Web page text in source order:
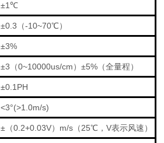
±1℃
±0.3（-10~70℃）
±3%
±3（0~10000us/cm）±5%（全量程）
±0.1PH
<3°(>1.0m/s)
±（0.2+0.03V）m/s（25℃，V表示风速）